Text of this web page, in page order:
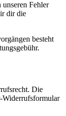
Fehler
dir die
besteht
Die
Widerrufsformular